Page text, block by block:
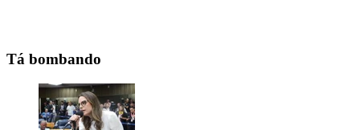
Tá bombando